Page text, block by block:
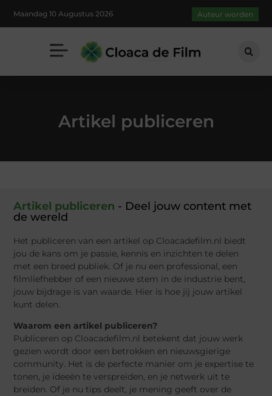
Maandag 10 Augustus 2026 Auteur worden
Artikel publiceren
Artikel publiceren​​ - Deel jouw content met
de wereld
Het publiceren van een artikel op Cloacadefilm.nl biedt
jou de kans om je passie, kennis en inzichten te delen
met een breed publiek. Of je nu een professional, een
filmliefhebber of een nieuwe stem in de industrie bent,
jouw bijdrage is van waarde. Hier is hoe jij jouw artikel
kunt delen.
Waarom een artikel publiceren?
Publiceren op Cloacadefilm.nl betekent dat jouw werk
gezien wordt door een betrokken en nieuwsgierige
community. Het is de perfecte manier om je expertise te
tonen, je ideeën te verspreiden, en je netwerk uit te
breiden. Of je nu tips deelt, je mening geeft over de